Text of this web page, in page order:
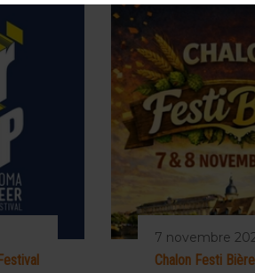
7 novembre
Chalon Festi Bière